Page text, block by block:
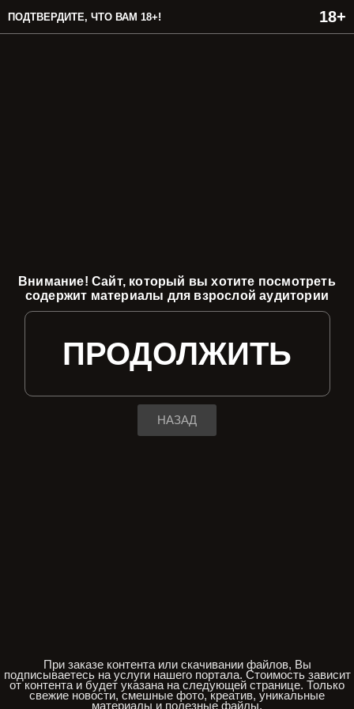
ПОДТВЕРДИТЕ, ЧТО ВАМ 18+!
Внимание! Сайт, который вы хотите посмотреть
содержит материалы для взрослой аудитории
ПРОДОЛЖИТЬ
НАЗАД
При заказе контента или скачивании файлов, Вы
подписываетесь на услуги нашего портала. Стоимость зависит
от контента и будет указана на следующей странице. Только
свежие новости, смешные фото, креатив, уникальные
материалы и полезные файлы.